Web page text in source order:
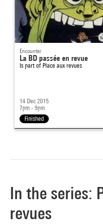
Encounter
La BD passée en revue
Is part of Place aux revues
14 Dec 2015
7pm - 9pm
Finished
In the series:
revues